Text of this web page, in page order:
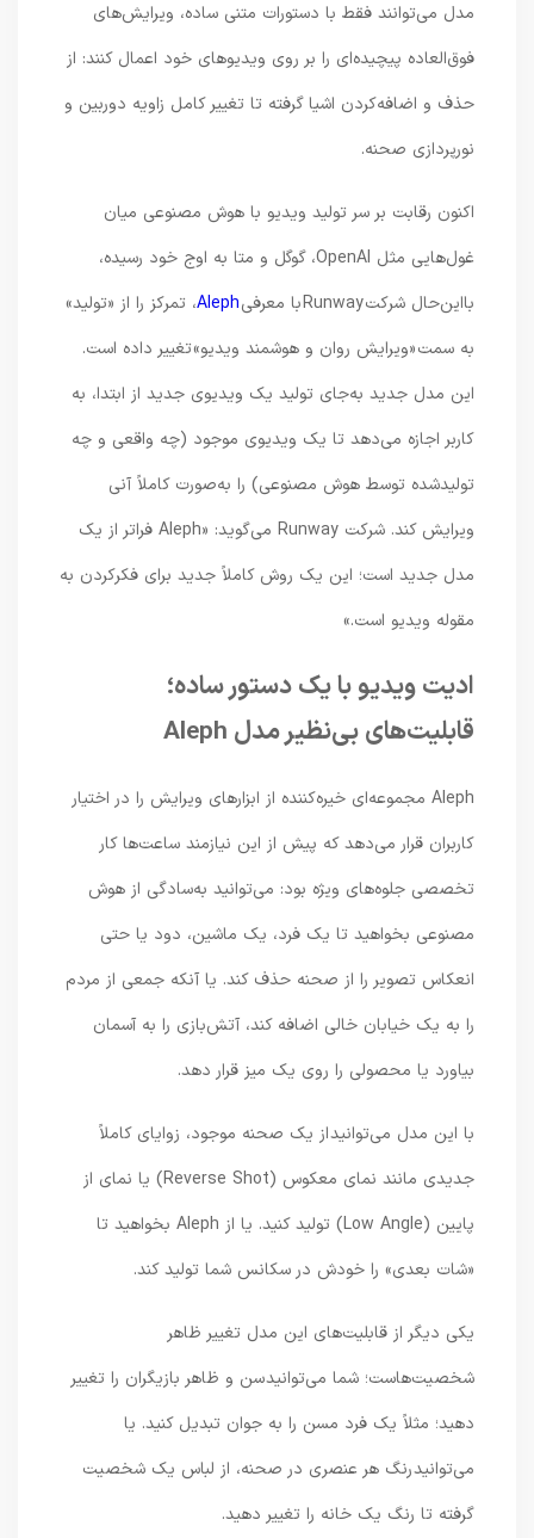
مدل می‌توانند فقط با دستورات متنی ساده، ویرایش‌های
فوق‌العاده پیچیده‌ای را بر روی ویدیوهای خود اعمال کنند: از
حذف و اضافه‌کردن اشیا گرفته تا تغییر کامل زاویه دوربین و
نورپردازی صحنه.
اکنون رقابت بر سر تولید ویدیو با هوش مصنوعی میان
غول‌هایی مثل OpenAI، گوگل و متا به اوج خود رسیده،
بااین‌حال شرکت Runway با معرفی
Aleph، تمرکز را از «تولید»
به سمت «ویرایش روان و هوشمند ویدیو» تغییر داده است.
این مدل جدید به‌جای تولید یک ویدیوی جدید از ابتدا، به
کاربر اجازه می‌دهد تا یک ویدیوی موجود (چه واقعی و چه
تولیدشده توسط هوش مصنوعی) را به‌صورت کاملاً آنی
ویرایش کند. شرکت Runway می‌گوید: «Aleph فراتر از یک
مدل جدید است؛ این یک روش کاملاً جدید برای فکرکردن به
مقوله ویدیو است.»
ادیت ویدیو با یک دستور ساده؛
قابلیت‌های بی‌نظیر مدل Aleph
Aleph مجموعه‌ای خیره‌کننده از ابزارهای ویرایش را در اختیار
کاربران قرار می‌دهد که پیش از این نیازمند ساعت‌ها کار
تخصصی جلوه‌های ویژه بود: می‌توانید به‌سادگی از هوش
مصنوعی بخواهید تا یک فرد، یک ماشین، دود یا حتی
انعکاس تصویر را از صحنه حذف کند. یا آنکه جمعی از مردم
را به یک خیابان خالی اضافه کند، آتش‌بازی را به آسمان
بیاورد یا محصولی را روی یک میز قرار دهد.
با این مدل می‌توانید از یک صحنه موجود، زوایای کاملاً
جدیدی مانند نمای معکوس (Reverse Shot) یا نمای از
پایین (Low Angle) تولید کنید. یا از Aleph بخواهید تا
«شات بعدی» را خودش در سکانس شما تولید کند.
یکی دیگر از قابلیت‌های این مدل تغییر ظاهر
شخصیت‌هاست؛ شما می‌توانید سن و ظاهر بازیگران را تغییر
دهید؛ مثلاً یک فرد مسن را به جوان تبدیل کنید. یا
می‌توانید رنگ هر عنصری در صحنه، از لباس یک شخصیت
گرفته تا رنگ یک خانه را تغییر دهید.